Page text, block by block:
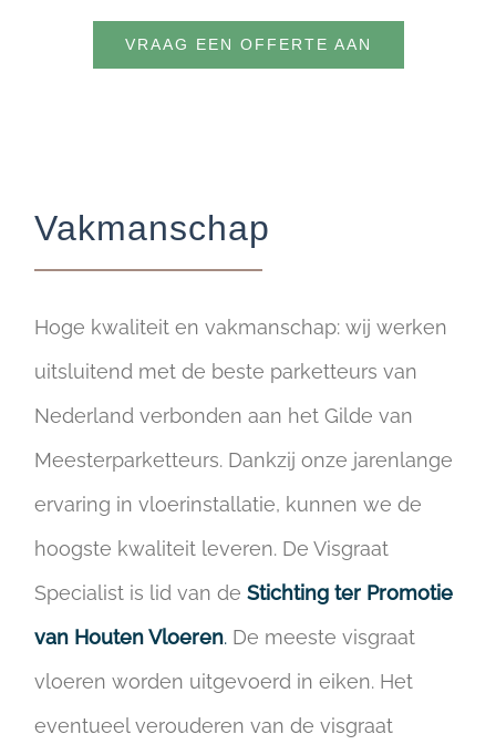
VRAAG EEN OFFERTE AAN
Vakmanschap
Hoge kwaliteit en vakmanschap: wij werken
uitsluitend met de beste parketteurs van
Nederland verbonden aan het Gilde van
Meesterparketteurs. Dankzij onze jarenlange
ervaring in vloerinstallatie, kunnen we de
hoogste kwaliteit leveren. De Visgraat
Specialist is lid van deStichting ter Promotie
van Houten Vloeren. De meeste visgraat
vloeren worden uitgevoerd in eiken. Het
eventueel verouderen van de visgraat